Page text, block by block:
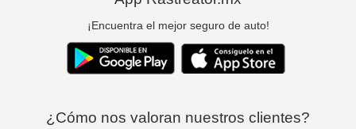
¡Encuentra el mejor seguro de auto!
¿Cómo nos valoran nuestros clientes?